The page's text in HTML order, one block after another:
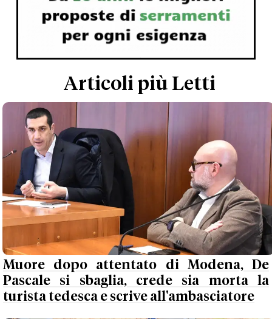
Articoli più Letti
Muore dopo attentato di Modena, De
Pascale si sbaglia, crede sia morta la
turista tedesca e scrive all'ambasciatore